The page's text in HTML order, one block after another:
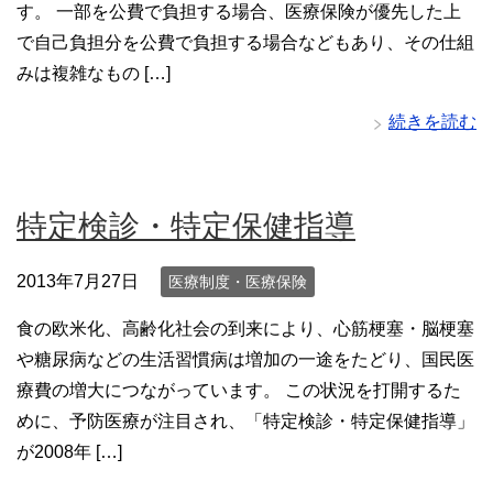
す。 一部を公費で負担する場合、医療保険が優先した上
で自己負担分を公費で負担する場合などもあり、その仕組
みは複雑なもの […]
続きを読む
特定検診・特定保健指導
2013年7月27日 医療制度・医療保険
食の欧米化、高齢化社会の到来により、心筋梗塞・脳梗塞
や糖尿病などの生活習慣病は増加の一途をたどり、国民医
療費の増大につながっています。 この状況を打開するた
めに、予防医療が注目され、「特定検診・特定保健指導」
が2008年 […]